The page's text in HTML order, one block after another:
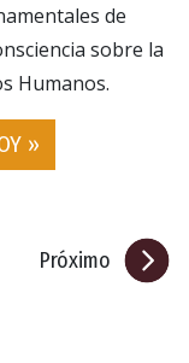
de
sobre la
Humanos.
»
Próximo